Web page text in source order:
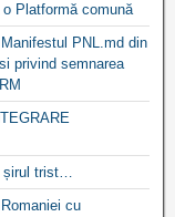
Platformă comună
PNL.md din
privind semnarea
șirul trist…
cu